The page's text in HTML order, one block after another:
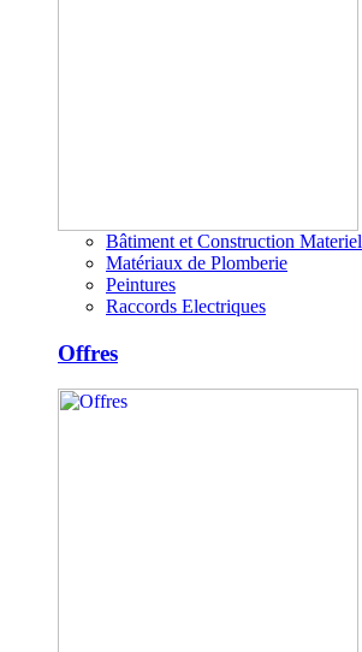
Bâtiment et Construction Materiel
Matériaux de Plomberie
Peintures
Raccords Electriques
Offres